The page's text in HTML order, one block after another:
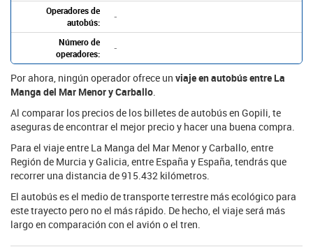
Operadores de
autobús:
-
Número de
operadores:
-
Por ahora, ningún operador ofrece un viaje en autobús entre La
Manga del Mar Menor y Carballo.
Al comparar los precios de los billetes de autobús en Gopili, te
aseguras de encontrar el mejor precio y hacer una buena compra.
Para el viaje entre La Manga del Mar Menor y Carballo, entre
Región de Murcia y Galicia, entre España y España, tendrás que
recorrer una distancia de 915.432 kilómetros.
El autobús es el medio de transporte terrestre más ecológico para
este trayecto pero no el más rápido. De hecho, el viaje será más
largo en comparación con el avión o el tren.